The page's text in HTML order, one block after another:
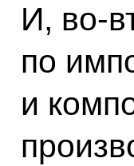
И,
по
и